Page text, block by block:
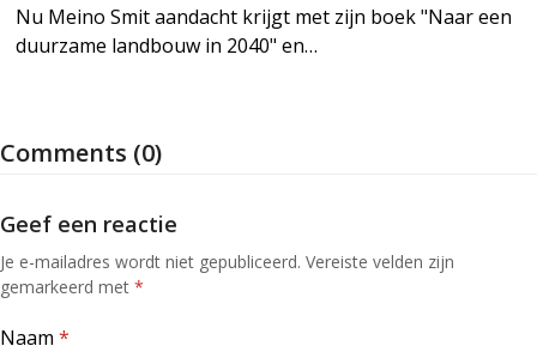
Nu Meino Smit aandacht krijgt met zijn boek "Naar een
duurzame landbouw in 2040" en…
Comments (0)
Geef een reactie
Je e-mailadres wordt niet gepubliceerd. Vereiste velden zijn
gemarkeerd met *
Naam *